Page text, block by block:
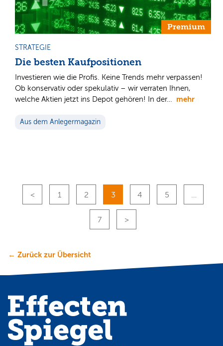
Premium
STRATEGIE
Die besten Kaufpositionen
Investieren wie die Profis. Keine Trends mehr verpassen!
Ob konservativ oder spekulativ – wir verraten Ihnen,
welche Aktien jetzt ins Depot gehören! In der… mehr
Aus dem Anlegermagazin
1 2 3 4 5 …
7
← Zurück zur Übersicht